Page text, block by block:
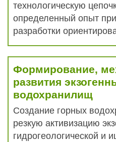
технологическую
определенный опыт
разработки
Формирование,
развития
водохранилищ
Создание горных
резкую активизацию
гидрогеологической и